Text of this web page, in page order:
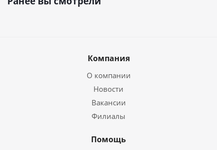
Компания
О компании
Новости
Вакансии
Филиалы
Помощь